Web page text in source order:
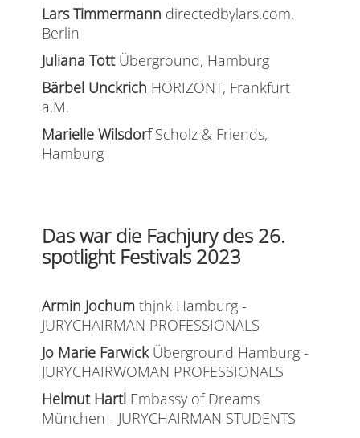
Lars Timmermann directedbylars.com,
Berlin
Juliana Tott Überground, Hamburg
Bärbel Unckrich HORIZONT, Frankfurt
a.M.
Marielle WilsdorfScholz & Friends,
Hamburg
Das war die Fachjury des 26.
spotlight Festivals 2023
Armin Jochumthjnk Hamburg -
JURYCHAIRMAN PROFESSIONALS
Jo Marie FarwickÜberground Hamburg -
JURYCHAIRWOMAN PROFESSIONALS
Helmut Hartl Embassy of Dreams
München - JURYCHAIRMAN STUDENTS